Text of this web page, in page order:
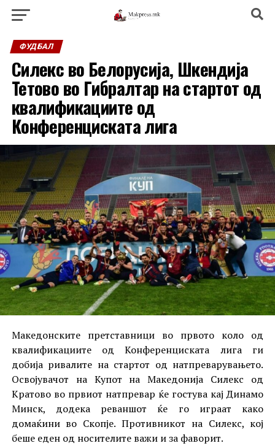
ФУДБАЛ
Силекс во Белорусија, Шкендија
Тетово во Гибралтар на стартот од
квалификациите од
Конференциската лига
Македонските претставници во првото коло од
квалификациите од Конференциската лига ги
добија ривалите на стартот од натпреварувањето.
Освојувачот на Купот на Македонија Силекс од
Кратово во првиот натпревар ќе гостува кај Динамо
Минск, додека реваншот ќе го играат како
домаќини во Скопје. Противникот на Силекс, кој
беше еден од носителите важи и за фаворит.